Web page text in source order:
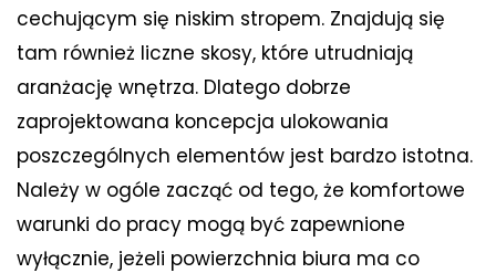
cechującym się niskim stropem. Znajdują się
tam również liczne skosy, które utrudniają
aranżację wnętrza. Dlatego dobrze
zaprojektowana koncepcja ulokowania
poszczególnych elementów jest bardzo istotna.
Należy w ogóle zacząć od tego, że komfortowe
warunki do pracy mogą być zapewnione
wyłącznie, jeżeli powierzchnia biura ma co